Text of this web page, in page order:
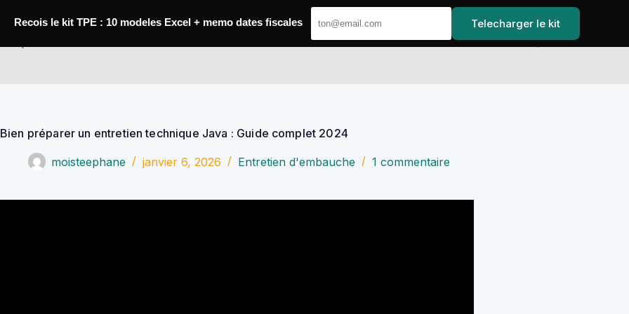
Bien préparer un entretien technique Java : Guide complet 2024
moisteephane janvier 6, 2026 Entretien d'embauche 1 commentaire
Recois le kit TPE : 10 modeles Excel + memo dates fiscales Telecharger le kit